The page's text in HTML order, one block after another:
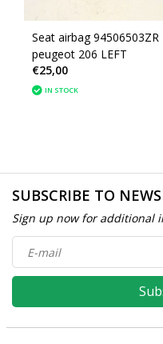
Seat airbag 94506503ZR
peugeot 206 LEFT
€25,00
IN STOCK
SUBSCRIBE TO
Sign up now for additional